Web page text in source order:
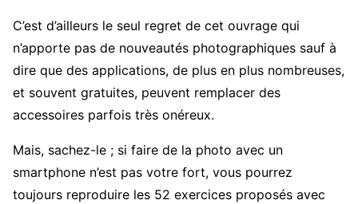
C’est d’ailleurs le seul regret de cet ouvrage qui
n’apporte pas de nouveautés photographiques sauf à
dire que des applications, de plus en plus nombreuses,
et souvent gratuites, peuvent remplacer des
accessoires parfois très onéreux.
Mais, sachez-le ; si faire de la photo avec un
smartphone n’est pas votre fort, vous pourrez
toujours reproduire les 52 exercices proposés avec